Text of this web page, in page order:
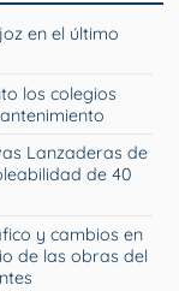
en el último
los colegios
Lanzaderas de
de 40
y cambios en
de las obras del